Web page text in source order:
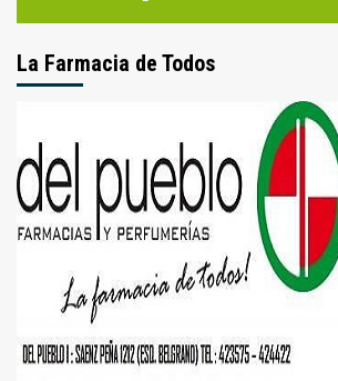
La Farmacia de Todos